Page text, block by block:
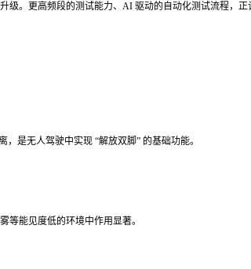
。更高频段的测试能力、AI 驱动的自动化测试流程，正
是无人驾驶中实现 “解放双脚” 的基础功能。
等能见度低的环境中作用显著。